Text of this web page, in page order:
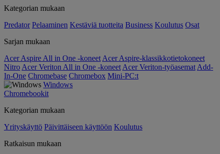
Kategorian mukaan
Predator Pelaaminen Kestäviä tuotteita Business Koulutus Osat
Sarjan mukaan
Acer Aspire All in One -koneet Acer Aspire-klassikkotietokoneet
Nitro Acer Veriton All in One -koneet Acer Veriton-työasemat Add-
In-One Chromebase Chromebox Mini-PC:t
Windows
Chromebookit
Kategorian mukaan
Yrityskäyttö Päivittäiseen käyttöön Koulutus
Ratkaisun mukaan